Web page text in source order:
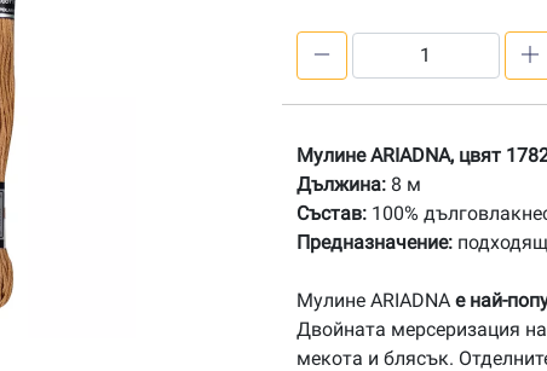
Мулине
АRIADNA
Мулине ARIADNA, цвят
Дължина: 8 м
Състав: 100%
Предназначение:
Мулине ARIADNA е най-
Двойната мерсеризация
мекота и блясък.